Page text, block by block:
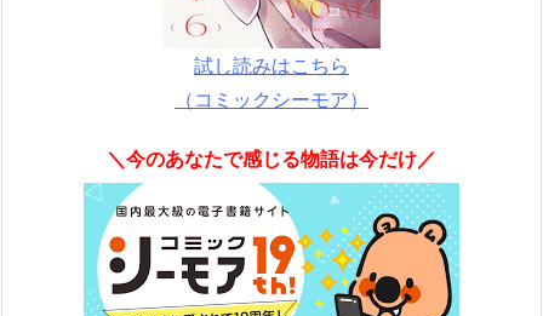
試し読みはこちら
（コミックシーモア）
＼今のあなたで感じる物語は今だけ／